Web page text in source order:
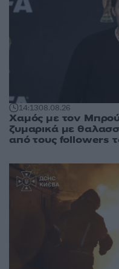
14:1308.08.26
Χαμός με τον
ζυμαρικά με
από τους followers